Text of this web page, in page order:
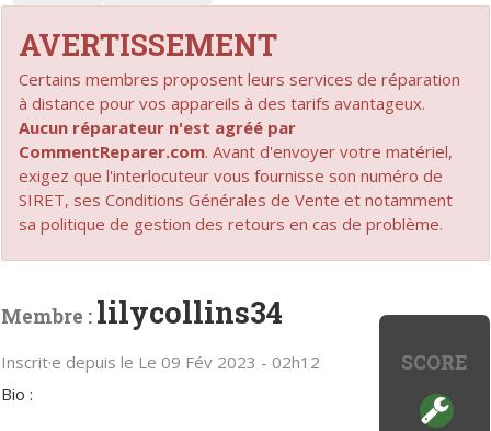
AVERTISSEMENT
Certains membres proposent leurs services de réparation
à distance pour vos appareils à des tarifs avantageux.
Aucun réparateur n'est agréé par
CommentReparer.com. Avant d'envoyer votre matériel,
exigez que l'interlocuteur vous fournisse son numéro de
SIRET, ses Conditions Générales de Vente et notamment
sa politique de gestion des retours en cas de problème.
SCORE
Membre : lilycollins34
Inscrit·e depuis le Le 09 Fév 2023 - 02h12
Bio :